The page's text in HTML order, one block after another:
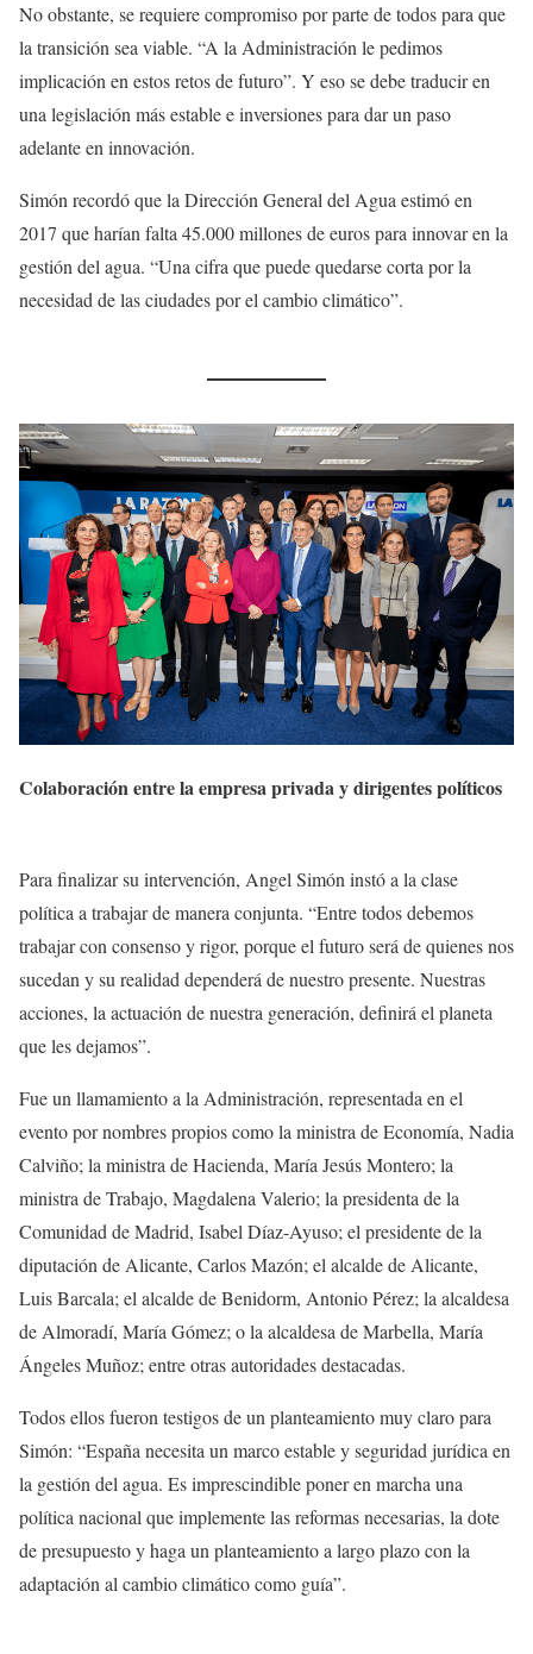
No obstante, se requiere compromiso por parte de todos para que
la transición sea viable. “A la Administración le pedimos
implicación en estos retos de futuro”. Y eso se debe traducir en
una legislación más estable e inversiones para dar un paso
adelante en innovación.
Simón recordó que la Dirección General del Agua estimó en
2017 que harían falta 45.000 millones de euros para innovar en la
gestión del agua. “Una cifra que puede quedarse corta por la
necesidad de las ciudades por el cambio climático”.
Colaboración entre la empresa privada y dirigentes políticos
Para finalizar su intervención, Angel Simón instó a la clase
política a trabajar de manera conjunta. “Entre todos debemos
trabajar con consenso y rigor, porque el futuro será de quienes nos
sucedan y su realidad dependerá de nuestro presente. Nuestras
acciones, la actuación de nuestra generación, definirá el planeta
que les dejamos”.
Fue un llamamiento a la Administración, representada en el
evento por nombres propios como la ministra de Economía, Nadia
Calviño; la ministra de Hacienda, María Jesús Montero; la
ministra de Trabajo, Magdalena Valerio; la presidenta de la
Comunidad de Madrid, Isabel Díaz-Ayuso; el presidente de la
diputación de Alicante, Carlos Mazón; el alcalde de Alicante,
Luis Barcala; el alcalde de Benidorm, Antonio Pérez; la alcaldesa
de Almoradí, María Gómez; o la alcaldesa de Marbella, María
Ángeles Muñoz; entre otras autoridades destacadas.
Todos ellos fueron testigos de un planteamiento muy claro para
Simón: “España necesita un marco estable y seguridad jurídica en
la gestión del agua. Es imprescindible poner en marcha una
política nacional que implemente las reformas necesarias, la dote
de presupuesto y haga un planteamiento a largo plazo con la
adaptación al cambio climático como guía”.